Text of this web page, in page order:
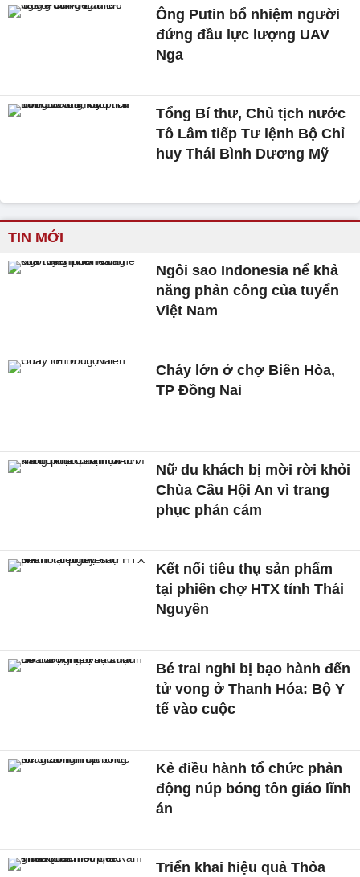
Ông Putin bổ nhiệm người
đứng đầu lực lượng UAV
Nga
Tổng Bí thư, Chủ tịch nước
Tô Lâm tiếp Tư lệnh Bộ Chỉ
huy Thái Bình Dương Mỹ
TIN MỚI
Ngôi sao Indonesia nể khả
năng phản công của tuyển
Việt Nam
Cháy lớn ở chợ Biên Hòa,
TP Đồng Nai
Nữ du khách bị mời rời khỏi
Chùa Cầu Hội An vì trang
phục phản cảm
Kết nối tiêu thụ sản phẩm
tại phiên chợ HTX tỉnh Thái
Nguyên
Bé trai nghi bị bạo hành đến
tử vong ở Thanh Hóa: Bộ Y
tế vào cuộc
Kẻ điều hành tổ chức phản
động núp bóng tôn giáo lĩnh
án
Triển khai hiệu quả Thỏa